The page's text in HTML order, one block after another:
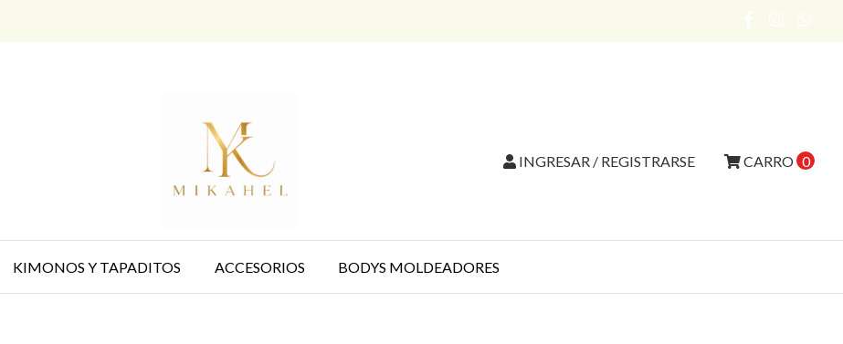
CARRO 0
INGRESAR / REGISTRARSE
KIMONOS Y TAPADITOS ACCESORIOS BODYS MOLDEADORES